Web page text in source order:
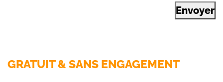
Envoyer
GRATUIT & SANS ENGAGEMENT